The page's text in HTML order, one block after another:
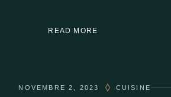
READ MORE
NOVEMBRE 2, 2023 CUISINE